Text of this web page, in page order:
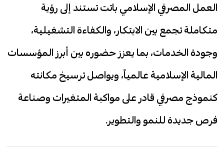
العمل المصرفي الإسلامي باتت تستند إلى رؤية
متكاملة تجمع بين الابتكار، والكفاءة التشغيلية،
وجودة الخدمات، بما يعزز حضوره بين أبرز المؤسسات
المالية الإسلامية عالمياً، ويواصل ترسيخ مكانته
كنموذج مصرفي قادر على مواكبة المتغيرات وصناعة
فرص جديدة للنمو والتطوير.